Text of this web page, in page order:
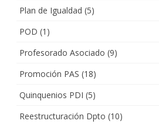
Plan de Igualdad (5)
POD (1)
Profesorado Asociado (9)
Promoción PAS (18)
Quinquenios PDI (5)
Reestructuración Dpto (10)